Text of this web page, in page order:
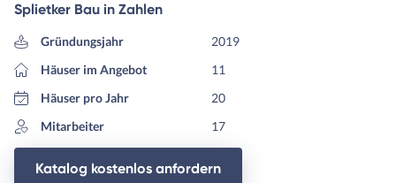
Splietker Bau in Zahlen
Gründungsjahr
2019
Häuser im Angebot
11
Häuser pro Jahr
20
Mitarbeiter
17
Katalog kostenlos anfordern